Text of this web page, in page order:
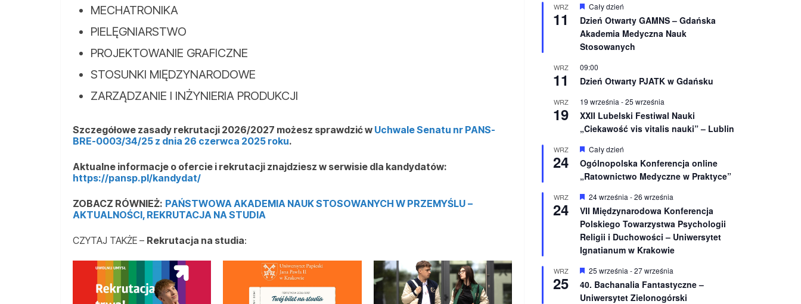
MECHATRONIKA
PIELĘGNIARSTWO
PROJEKTOWANIE GRAFICZNE
STOSUNKI MIĘDZYNARODOWE
ZARZĄDZANIE I INŻYNIERIA PRODUKCJI
Szczegółowe zasady rekrutacji 2026/2027 możesz sprawdzić w Uchwale Senatu nr PANS-
BRE-0003/34/25 z dnia 26 czerwca 2025 roku.
Aktualne informacje o ofercie i rekrutacji znajdziesz w serwisie dla kandydatów:
https://pansp.pl/kandydat/
ZOBACZ RÓWNIEŻ: PAŃSTWOWA AKADEMIA NAUK STOSOWANYCH W PRZEMYŚLU –
AKTUALNOŚCI, REKRUTACJA NA STUDIA
CZYTAJ TAKŻE – Rekrutacja na studia:
o
n
e
WRZ
11
W
y
r
ó
ż
n
o
n
Cały dzień
Dzień Otwarty GAMNS – Gdańska
Akademia Medyczna Nauk
Stosowanych
WRZ
11
09:00
Dzień Otwarty PJATK w Gdańsku
WRZ
19
19 września -25 września
XXII Lubelski Festiwal Nauki
„Ciekawość vis vitalis nauki” – Lublin
WRZ
24
W
r
ó
n
i
o
n
e
Cały dzień
Ogólnopolska Konferencja online
„Ratownictwo Medyczne w Praktyce”
WRZ
24
W
y
r
ó
ż
n
i
n
e
24 września -26 września
VII Międzynarodowa Konferencja
Polskiego Towarzystwa Psychologii
Religii i Duchowości – Uniwersytet
Ignatianum w Krakowie
WRZ
25
W
r
ó
25 września -27 września
40. Bachanalia Fantastyczne –
Uniwersytet Zielonogórski